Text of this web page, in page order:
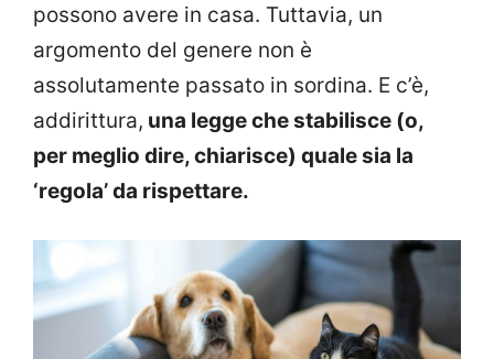
possono avere in casa. Tuttavia, un
argomento del genere non è
assolutamente passato in sordina. E c’è,
addirittura, una legge che stabilisce (o,
per meglio dire, chiarisce) quale sia la
‘regola’ da rispettare.